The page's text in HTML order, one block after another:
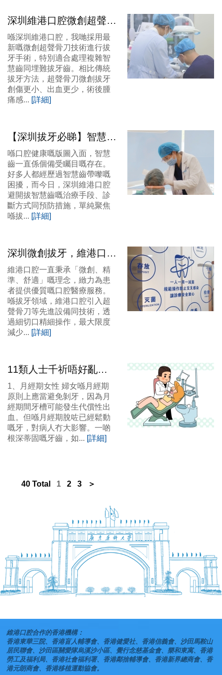
深圳維港口腔微創超聲骨
刀拔牙 術後腫痛少恢復
快
喺深圳維港口腔，我哋採用最
新嘅微創超聲骨刀技術進行拔
牙手術，特別適合處理複雜智
慧齒同埋難拔牙齒。相比傳統
拔牙方法，超聲骨刀微創拔牙
創傷更小、出血更少，術後腫
痛感... [詳細]
【深圳拔牙必睇】智慧齒
生長嘅秘密同唔拔嘅風
險，你知幾多？
喺口腔健康嘅版圖入面，智慧
齒一直係個備受矚目嘅存在。
好多人都經歷過智慧齒帶嚟嘅
困擾，而今日，深圳維港口腔
避開拔智慧齒嘅治療手段、診
斷方式同預防措施，單純聚焦
喺拔... [詳細]
深圳微創拔牙，維港口腔
剝牙超聲骨刀技術，唔需
要再驚剝牙！
維港口腔一直秉承「微創、精
準、舒適」嘅理念，緻力為患
者提供優質嘅口腔醫療服務。
喺拔牙領域，維港口腔引入超
聲骨刀等先進設備同技術，透
過細切口精細操作，最大限度
減少... [詳細]
11類人士千祈唔好亂剝
牙！深圳牙科穩陣剝牙推
薦！
1、月經期女性 婦女喺月經期
原則上應當避免剝牙，因為月
經期間牙槽可能發生代償性出
血。但喺月經期脫咗已經鬆動
嘅牙，對病人冇大影響。一啲
根深蒂固嘅牙齒，如... [詳細]
40 Total 1 2 3 ＞
維港口腔合作的香港機構：
香港東華三院、香港盲人輔導會、香港健愛社、香港信義會、沙田馬鞍山
居民聯會、沙田區關愛隊烏溪沙小區、覺行念慈基金會、樂和東寓、香港
勞工及福利局、香港社會福利署、香港鄰捨輔導會、香港新界總商會、香
港元朗商會、香港移植運動協會。